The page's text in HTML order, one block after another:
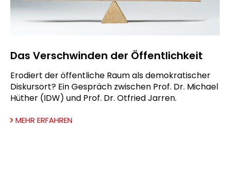
Das Verschwinden der Öffentlichkeit
Erodiert der öffentliche Raum als demokratischer
Diskursort? Ein Gespräch zwischen Prof. Dr. Michael
Hüther (IDW) und Prof. Dr. Otfried Jarren.
MEHR ERFAHREN